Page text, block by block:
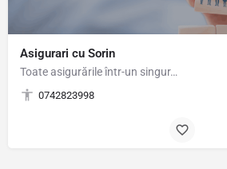
Asigurari cu Sorin
Toate asigurările într-un singur…
0742823998